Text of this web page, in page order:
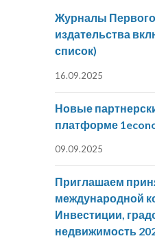
Журналы
издательства
список)
16.09.2025
Новые
платформе
09.09.2025
Приглашаем
международной
Инвестиции,
недвижимость